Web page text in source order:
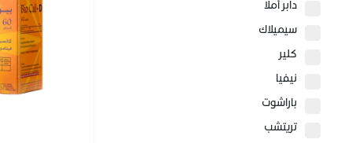
دابر أملا
سيميلاك
كلير
نيفيا
باراشوت
تريتشب